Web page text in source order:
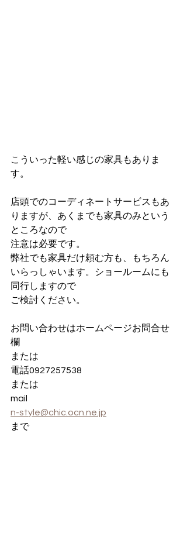
こういった軽い感じの家具もありま
す。
店頭でのコーディネートサービスもあ
りますが、あくまでも家具のみという
ところなので
注意は必要です。
弊社でも家具だけ頼む方も、もちろん
いらっしゃいます。ショールームにも
同行しますので
ご検討ください。
お問い合わせはホームページお問合せ
欄
または
電話0927257538
または
mail
n-style@chic.ocn.ne.jp
まで